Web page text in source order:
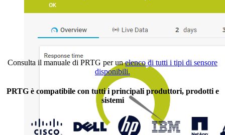
Consulta il manuale di PRTG per unelenco di tutti i tipi di sensore
disponibili.
PRTG è compatibile con tutti i principali produttori, prodotti e
sistemi